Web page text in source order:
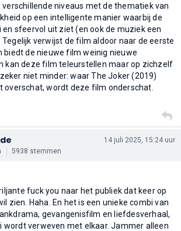
verschillende niveaus met de thematiek van
op een intelligente manier waarbij de
sfeervol uit ziet (en ook de muziek een
verwijst de film aldoor naar de eerste
biedt de nieuwe film weinig nieuwe
kan deze film teleurstellen maar op zichzelf
niet minder: waar The Joker (2019)
overschat, wordt deze film onderschat.
5938 stemmen
14 juli 2025, 15:24 uur
fuck you naar het publiek dat keer op
zien. Haha. En het is een unieke combi van
gevangenisfilm en liefdesverhaal,
wordt verweven met elkaar. Jammer alleen